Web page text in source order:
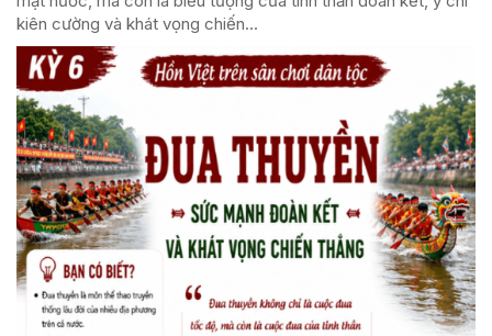
kiên cường và khát vọng chiến...